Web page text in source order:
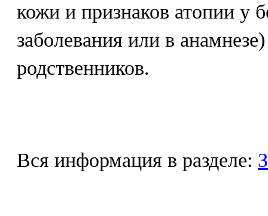
кожи и признаков атопии у
заболевания или в
родственников.
Вся информация в разделе: